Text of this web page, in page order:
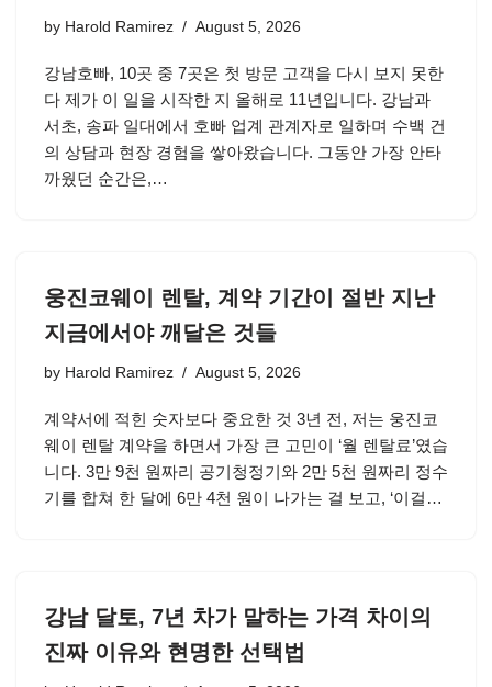
by Harold Ramirez August 5, 2026
강남호빠, 10곳 중 7곳은 첫 방문 고객을 다시 보지 못한
다 제가 이 일을 시작한 지 올해로 11년입니다. 강남과
서초, 송파 일대에서 호빠 업계 관계자로 일하며 수백 건
의 상담과 현장 경험을 쌓아왔습니다. 그동안 가장 안타
까웠던 순간은,…
웅진코웨이 렌탈, 계약 기간이 절반 지난
지금에서야 깨달은 것들
by Harold Ramirez August 5, 2026
계약서에 적힌 숫자보다 중요한 것 3년 전, 저는 웅진코
웨이 렌탈 계약을 하면서 가장 큰 고민이 ‘월 렌탈료’였습
니다. 3만 9천 원짜리 공기청정기와 2만 5천 원짜리 정수
기를 합쳐 한 달에 6만 4천 원이 나가는 걸 보고, ‘이걸…
강남 달토, 7년 차가 말하는 가격 차이의
진짜 이유와 현명한 선택법